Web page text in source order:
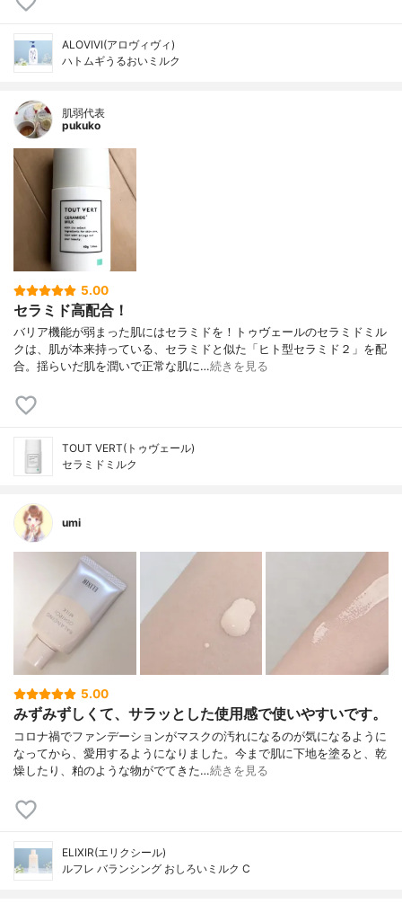
ALOVIVI(アロヴィヴィ)
ハトムギうるおいミルク
肌弱代表
pukuko
5.00
セラミド高配合！
バリア機能が弱まった肌にはセラミドを！トゥヴェールのセラミドミル
クは、肌が本来持っている、セラミドと似た「ヒト型セラミド２」を配
合。揺らいだ肌を潤いで正常な肌に…続きを見る
TOUT VERT(トゥヴェール)
セラミドミルク
umi
5.00
みずみずしくて、サラッとした使用感で使いやすいです。
コロナ禍でファンデーションがマスクの汚れになるのが気になるように
なってから、愛用するようになりました。今まで肌に下地を塗ると、乾
燥したり、粕のような物がでてきた…続きを見る
ELIXIR(エリクシール)
ルフレ バランシング おしろいミルク C